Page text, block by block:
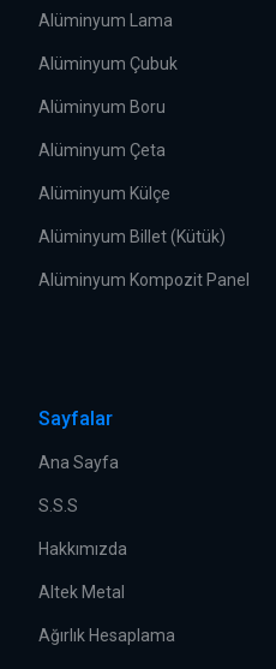
Alüminyum Lama
Alüminyum Çubuk
Alüminyum Boru
Alüminyum Çeta
Alüminyum Külçe
Alüminyum Billet (Kütük)
Alüminyum Kompozit Panel
Sayfalar
Ana Sayfa
S.S.S
Hakkımızda
Altek Metal
Ağırlık Hesaplama